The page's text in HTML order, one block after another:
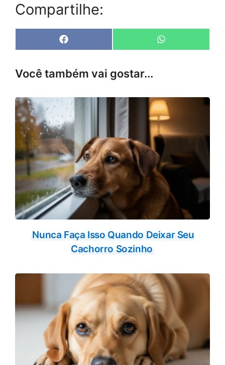
Compartilhe:
Share
on
F
a
e
b
k
Share
on
W
h
p
Você também vai gostar...
Nunca Faça Isso Quando Deixar Seu
Cachorro Sozinho